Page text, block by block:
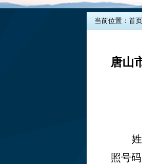
当前位置： 首页
唐山
照号码